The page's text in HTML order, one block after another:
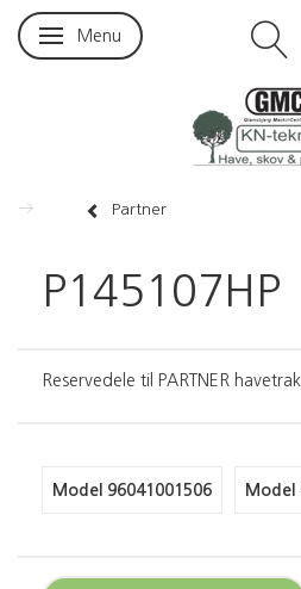
Skifte navigation
Menu
Partner
P145107HP
Reservedele til PARTNER
Model 96041001506 Model